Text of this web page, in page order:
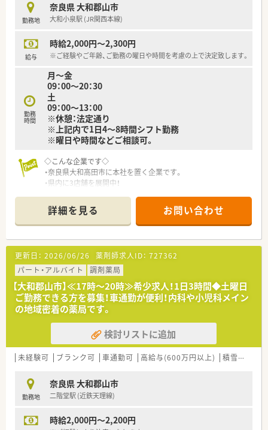
勤務地
奈良県 大和郡山市
大和小泉駅 (JR関西本線)
給与
時給2,000円～2,300円
※ご経験やご年齢、ご勤務の曜日や時間を考慮の上で決定致します。
勤務
時間
月～金
09：00～20：30
土
09：00～13：00
※休憩：法定通り
※上記内で1日4～8時間シフト勤務
※曜日や時間などご相談可。
◇こんな企業です◇
・奈良県大和高田市に本社を置く企業です。
・県内に3店舗を展開中！
ます。
詳細を見る お問い合わせ
更新日： 2026/06/26 薬剤師求人ID： 727362
パート・アルバイト
調剤薬局
【大和郡山市】≪17時～20時≫希少求人！1日3時間◆土曜日
ご勤務できる方を募集！車通勤が便利！内科や小児科メイン
の地域密着の薬局です。
検討リストに追加
未経験可 ブランク可 車通勤可 高給与(600万円以上) 積雪なし
勤務地
奈良県 大和郡山市
二階堂駅 (近鉄天理線)
時給2,000円～2,200円